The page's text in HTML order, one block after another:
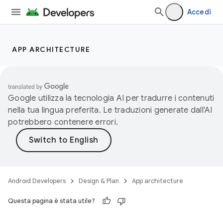
Accedi
APP ARCHITECTURE
Google utilizza la tecnologia AI per tradurre i contenuti
nella tua lingua preferita. Le traduzioni generate dall'AI
potrebbero contenere errori.
Android Developers Design & Plan App architecture
Questa pagina è stata utile?